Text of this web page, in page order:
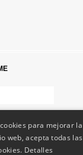
para mejorar
web, acepta todas
Detalles